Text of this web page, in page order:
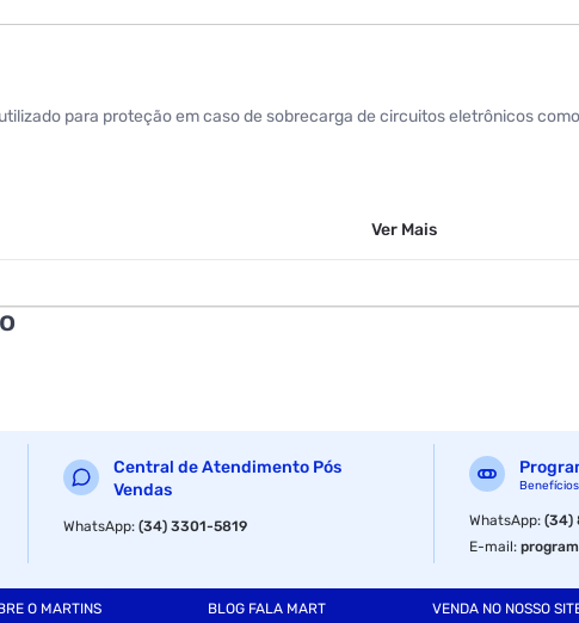
para proteção em caso de sobrecarga de circuitos eletrônicos
Ver Mais
Central de Atendimento Pós
Vendas
WhatsApp:(34) 3301-5819 WhatsApp:(34)
E-mail:
O MARTINS BLOG FALA MART VENDA NO NOSSO